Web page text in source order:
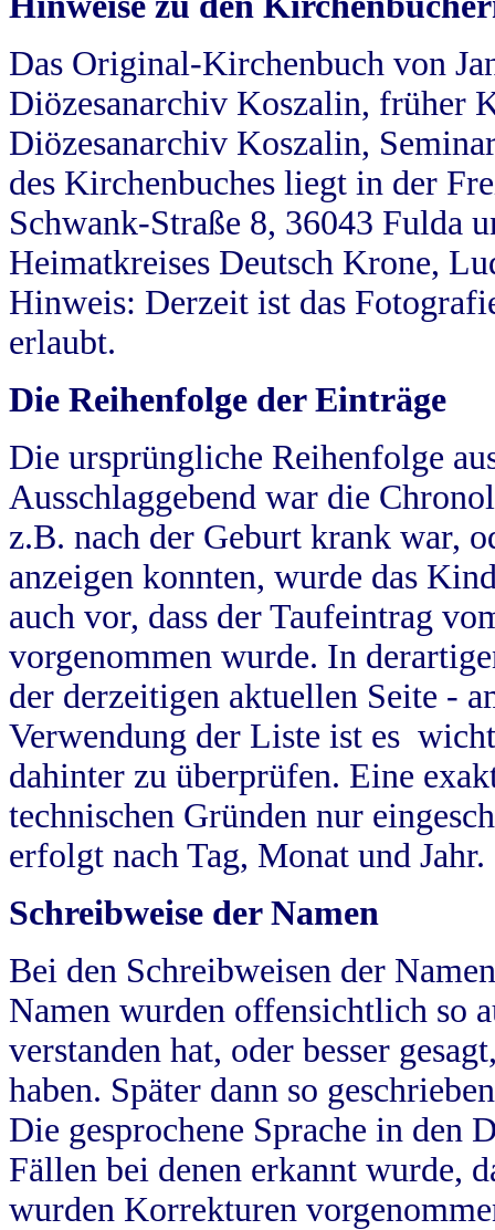
Das Original-Kirchenbuch von
Diözesanarchiv Koszalin, früher
Diözesanarchiv Koszalin,
des Kirchenbuches liegt in der
Schwank-Straße 8, 36043 Fulda
Heimatkreises Deutsch Krone,
Hinweis: Derzeit ist das
erlaubt.
Die Reihenfolge der Einträge
Die ursprüngliche Reihenfolge
Ausschlaggebend war die
z.B. nach der Geburt krank war,
anzeigen konnten, wurde das
auch vor, dass der Taufeintrag
vorgenommen wurde. In
der derzeitigen aktuellen Seite -
Verwendung der Liste ist es
dahinter zu überprüfen. Eine
technischen Gründen nur
erfolgt nach Tag, Monat und Jahr.
Schreibweise der Namen
Bei den Schreibweisen der
Namen wurden offensichtlich so
verstanden hat, oder besser
haben. Später dann so
Die gesprochene Sprache in
Fällen bei denen erkannt wurde,
wurden Korrekturen